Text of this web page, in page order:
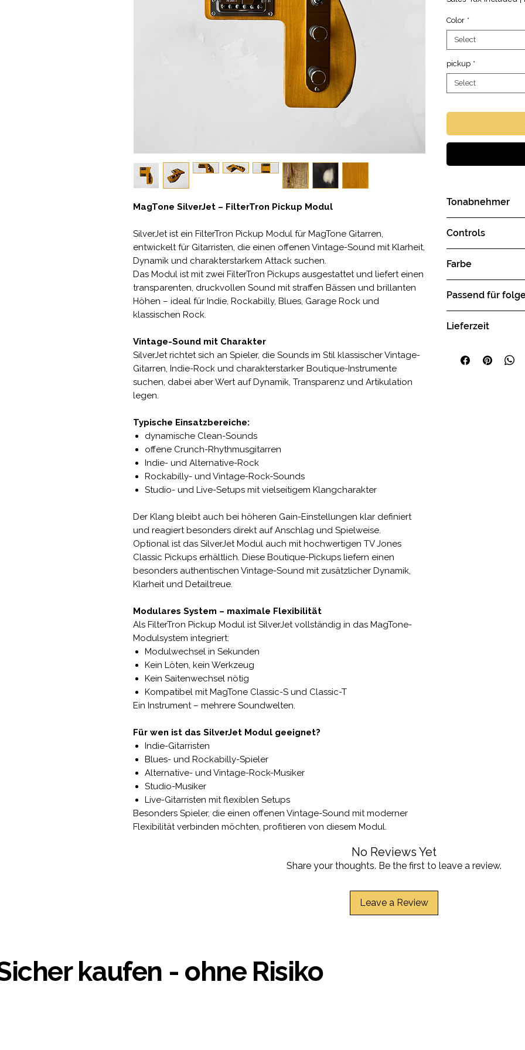
MagTone SilverJet – FilterTron Pickup Modul
SilverJet ist ein FilterTron Pickup Modul für MagTone Gitarren,
entwickelt für Gitarristen, die einen offenen Vintage-Sound mit Klarheit,
Dynamik und charakterstarkem Attack suchen.
Das Modul ist mit zwei FilterTron Pickups ausgestattet und liefert einen
transparenten, druckvollen Sound mit straffen Bässen und brillanten
Höhen – ideal für Indie, Rockabilly, Blues, Garage Rock und
klassischen Rock.
Vintage-Sound mit Charakter
SilverJet richtet sich an Spieler, die Sounds im Stil klassischer Vintage-
Gitarren, Indie-Rock und charakterstarker Boutique-Instrumente
suchen, dabei aber Wert auf Dynamik, Transparenz und Artikulation
legen.
Typische Einsatzbereiche:
dynamische Clean-Sounds
offene Crunch-Rhythmusgitarren
Indie- und Alternative-Rock
Rockabilly- und Vintage-Rock-Sounds
Studio- und Live-Setups mit vielseitigem Klangcharakter
Der Klang bleibt auch bei höheren Gain-Einstellungen klar definiert
und reagiert besonders direkt auf Anschlag und Spielweise.
Optional ist das SilverJet Modul auch mit hochwertigen TV Jones
Classic Pickups erhältlich. Diese Boutique-Pickups liefern einen
besonders authentischen Vintage-Sound mit zusätzlicher Dynamik,
Klarheit und Detailtreue.
Modulares System – maximale Flexibilität
Als FilterTron Pickup Modul ist SilverJet vollständig in das MagTone-
Modulsystem integriert:
Modulwechsel in Sekunden
Kein Löten, kein Werkzeug
Kein Saitenwechsel nötig
Kompatibel mit MagTone Classic-S und Classic-T
Ein Instrument – mehrere Soundwelten.
Für wen ist das SilverJet Modul geeignet?
Indie-Gitarristen
Blues- und Rockabilly-Spieler
Alternative- und Vintage-Rock-Musiker
Studio-Musiker
Live-Gitarristen mit flexiblen Setups
Besonders Spieler, die einen offenen Vintage-Sound mit moderner
Flexibilität verbinden möchten, profitieren von diesem Modul.
Color *
Select
pickup *
Select
Tonabnehmer
alternativ: 2x TV
Controls
1 x Tone Drehknopf
1 x 3-Wege
Farbe
Butterscotch
Nussholz
Passend für
MagTone Custom-
Lieferzeit
No Reviews Yet
Share your thoughts. Be the first to leave a review.
Leave a Review
kaufen - ohne Risiko